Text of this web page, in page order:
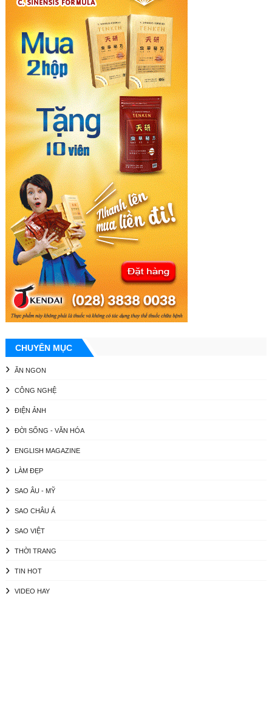
CHUYÊN MỤC
ĂN NGON
CÔNG NGHỆ
ĐIỆN ẢNH
ĐỜI SỐNG - VĂN HÓA
ENGLISH MAGAZINE
LÀM ĐẸP
SAO ÂU - MỸ
SAO CHÂU Á
SAO VIỆT
THỜI TRANG
TIN HOT
VIDEO HAY